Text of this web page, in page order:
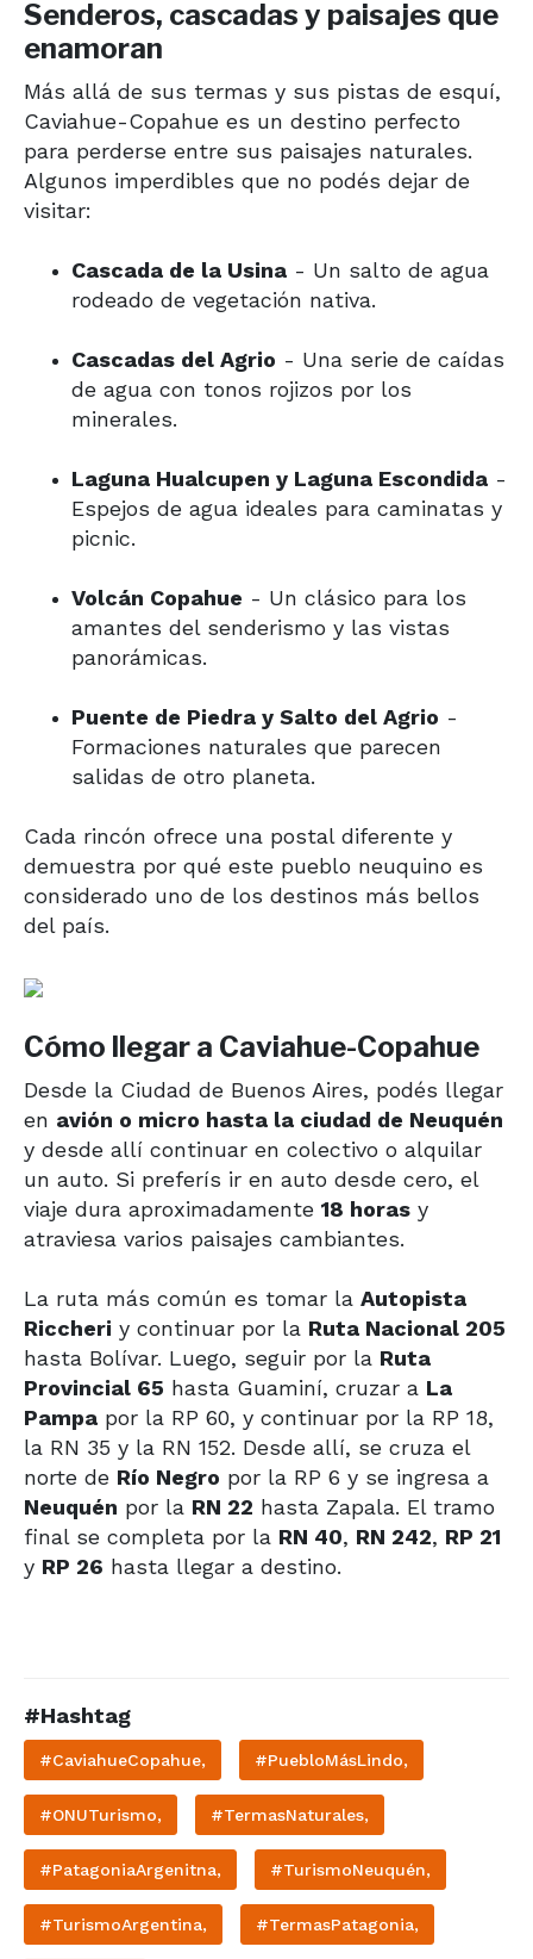
Senderos, cascadas y paisajes que
enamoran
Más allá de sus termas y sus pistas de esquí,
Caviahue-Copahue es un destino perfecto
para perderse entre sus paisajes naturales.
Algunos imperdibles que no podés dejar de
visitar:
Cascada de la Usina - Un salto de agua
rodeado de vegetación nativa.
Cascadas del Agrio - Una serie de caídas
de agua con tonos rojizos por los
minerales.
Laguna Hualcupen y Laguna Escondida -
Espejos de agua ideales para caminatas y
picnic.
Volcán Copahue - Un clásico para los
amantes del senderismo y las vistas
panorámicas.
Puente de Piedra y Salto del Agrio -
Formaciones naturales que parecen
salidas de otro planeta.
Cada rincón ofrece una postal diferente y
demuestra por qué este pueblo neuquino es
considerado uno de los destinos más bellos
del país.
Cómo llegar a Caviahue-Copahue
Desde la Ciudad de Buenos Aires, podés llegar
en avión o micro hasta la ciudad de Neuquén
y desde allí continuar en colectivo o alquilar
un auto. Si preferís ir en auto desde cero, el
viaje dura aproximadamente 18 horas y
atraviesa varios paisajes cambiantes.
La ruta más común es tomar la Autopista
Riccheri y continuar por la Ruta Nacional 205
hasta Bolívar. Luego, seguir por la Ruta
Provincial 65 hasta Guaminí, cruzar a La
Pampa por la RP 60, y continuar por la RP 18,
la RN 35 y la RN 152. Desde allí, se cruza el
norte de Río Negro por la RP 6 y se ingresa a
Neuquén por la RN 22 hasta Zapala. El tramo
final se completa por la RN 40, RN 242, RP 21
y RP 26 hasta llegar a destino.
#Hashtag
#CaviahueCopahue, #PuebloMásLindo,
#ONUTurismo, #TermasNaturales,
#PatagoniaArgenitna, #TurismoNeuquén,
#TurismoArgentina, #TermasPatagonia,